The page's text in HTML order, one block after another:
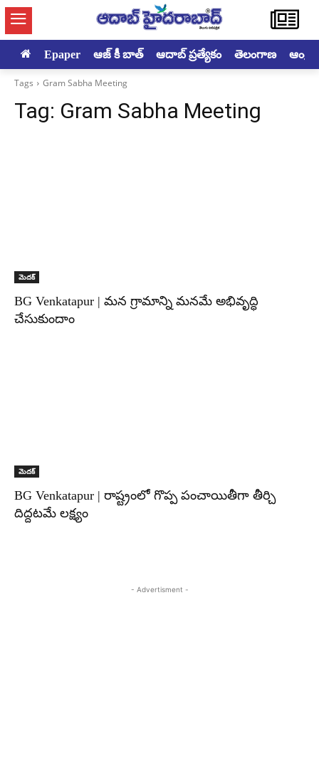
Epaper ఆజ్ కీ బాత్ ఆదాబ్ ప్రత్యేకం తెలంగాణ
Tags Gram Sabha Meeting
Tag: Gram Sabha Meeting
మెదక్‌
BG Venkatapur | మన గ్రామాన్ని మనమే అభివృద్ధి
చేసుకుందాం
మెదక్‌
BG Venkatapur | రాష్ట్రంలో గొప్ప పంచాయితీగా తీర్చి
దిద్దటమే లక్ష్యం
- Advertisment -